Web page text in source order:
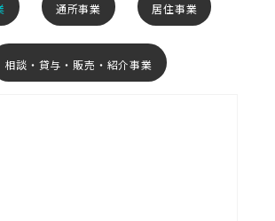
通所事業 居住事業
相談・貸与・販売・紹介事業